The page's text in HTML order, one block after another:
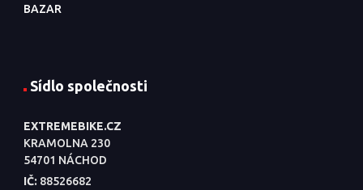
BAZAR
Sídlo společnosti
EXTREMEBIKE.CZ
KRAMOLNA 230
54701 NÁCHOD
IČ: 88526682